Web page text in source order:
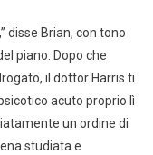
disse Brian, con tono
piano. Dopo che
il dottor Harris ti
acuto proprio lì
un ordine di
studiata e